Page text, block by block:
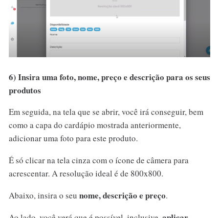
6) Insira uma foto, nome, preço e descrição para os seus
produtos
Em seguida, na tela que se abrir, você irá conseguir, bem
como a capa do cardápio mostrada anteriormente,
adicionar uma foto para este produto.
É só clicar na tela cinza com o ícone de câmera para
acrescentar. A resolução ideal é de 800x800.
Abaixo, insira o seu nome, descrição e preço.